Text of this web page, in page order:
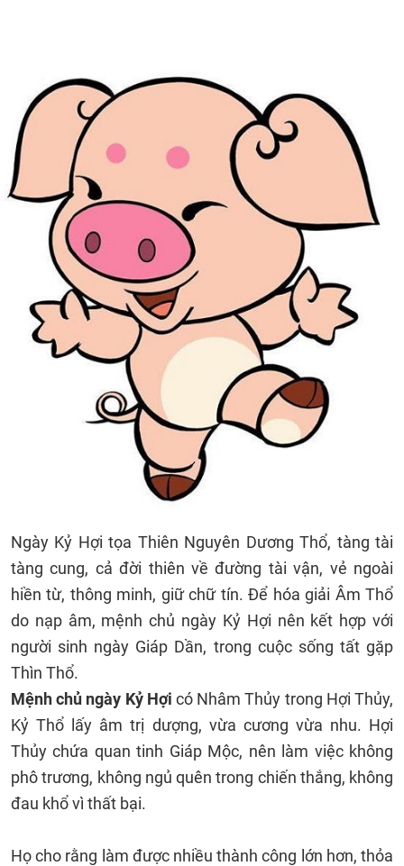
Ngày Kỷ Hợi tọa Thiên Nguyên Dương Thổ, tàng tài
tàng cung, cả đời thiên về đường tài vận, vẻ ngoài
hiền từ, thông minh, giữ chữ tín. Để hóa giải Âm Thổ
do nạp âm, mệnh chủ ngày Kỷ Hợi nên kết hợp với
người sinh ngày Giáp Dần, trong cuộc sống tất gặp
Thìn Thổ.
Mệnh chủ ngày Kỷ Hợi có Nhâm Thủy trong Hợi Thủy,
Kỷ Thổ lấy âm trị dượng, vừa cương vừa nhu. Hợi
Thủy chứa quan tinh Giáp Mộc, nên làm việc không
phô trương, không ngủ quên trong chiến thắng, không
đau khổ vì thất bại.
Họ cho rằng làm được nhiều thành công lớn hơn, thỏa